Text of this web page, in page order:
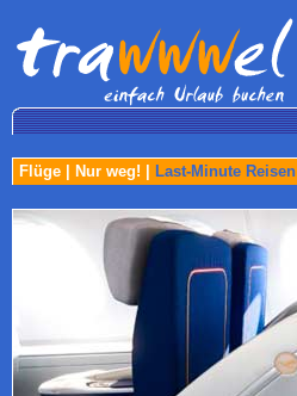
Flüge Nur weg! Last-Minute Reisen